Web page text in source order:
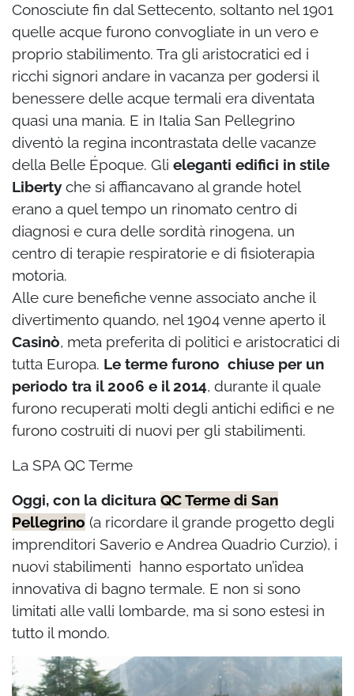
Conosciute fin dal Settecento, soltanto nel 1901
quelle acque furono convogliate in un vero e
proprio stabilimento. Tra gli aristocratici ed i
ricchi signori andare in vacanza per godersi il
benessere delle acque termali era diventata
quasi una mania. E in Italia San Pellegrino
diventò la regina incontrastata delle vacanze
della Belle Époque. Gli eleganti edifici in stile
Liberty che si affiancavano al grande hotel
erano a quel tempo un rinomato centro di
diagnosi e cura delle sordità rinogena, un
centro di terapie respiratorie e di fisioterapia
motoria.
Alle cure benefiche venne associato anche il
divertimento quando, nel 1904 venne aperto il
Casinò, meta preferita di politici e aristocratici di
tutta Europa. Le terme furono chiuse per un
periodo tra il 2006 e il 2014, durante il quale
furono recuperati molti degli antichi edifici e ne
furono costruiti di nuovi per gli stabilimenti.
La SPA QC Terme
Oggi, con la dicitura QC Terme di San
Pellegrino (a ricordare il grande progetto degli
imprenditori Saverio e Andrea Quadrio Curzio), i
nuovi stabilimenti hanno esportato un’idea
innovativa di bagno termale. E non si sono
limitati alle valli lombarde, ma si sono estesi in
tutto il mondo.